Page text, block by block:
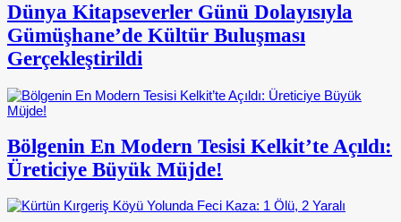
Dünya Kitapseverler Günü Dolayısıyla
Gümüşhane’de Kültür Buluşması
Gerçekleştirildi
Bölgenin En Modern Tesisi Kelkit’te Açıldı:
Üreticiye Büyük Müjde!